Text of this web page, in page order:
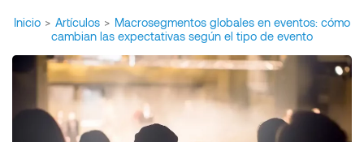
Inicio > Artículos > Macrosegmentos globales en eventos: cómo
cambian las expectativas según el tipo de evento